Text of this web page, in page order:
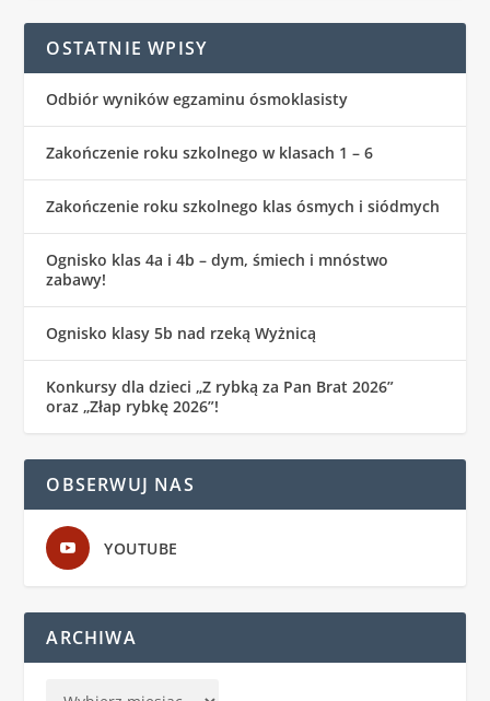
OSTATNIE WPISY
Odbiór wyników egzaminu ósmoklasisty
Zakończenie roku szkolnego w klasach 1 – 6
Zakończenie roku szkolnego klas ósmych i siódmych
Ognisko klas 4a i 4b – dym, śmiech i mnóstwo
zabawy!
Ognisko klasy 5b nad rzeką Wyżnicą
Konkursy dla dzieci „Z rybką za Pan Brat 2026”
oraz „Złap rybkę 2026”!
OBSERWUJ NAS
YOUTUBE
ARCHIWA